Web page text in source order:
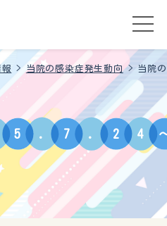
> 当院の感染症発生動向> 当院
5 . 7 . 2 4